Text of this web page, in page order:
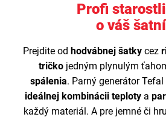
Profi
o váš
Prejdite od hodvábnej šatky cez
tričko jedným plynulým
spálenia. Parný generátor
ideálnej kombinácii teploty a
každý materiál. A pre jemné či